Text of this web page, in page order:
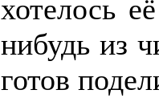
хотелось
нибудь из
готов